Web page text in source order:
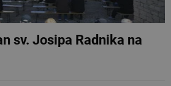
sv. Josipa Radnika na